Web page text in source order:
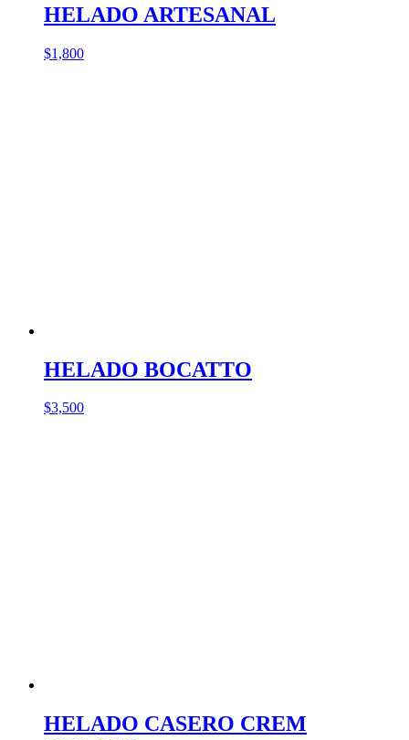
HELADO ARTESANAL
$1,800
HELADO BOCATTO
$3,500
HELADO CASERO CREM